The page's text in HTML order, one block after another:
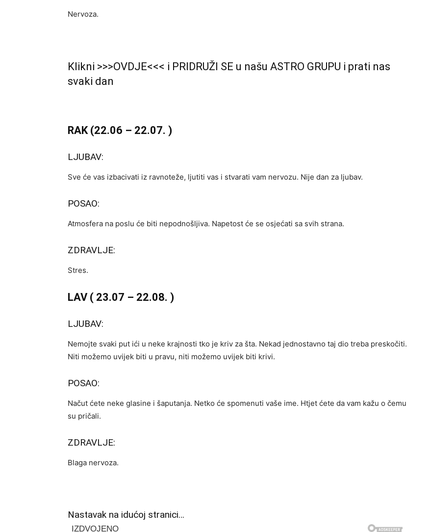
Nervoza.
Klikni >>>OVDJE<<< i PRIDRUŽI SE u našu ASTRO GRUPU i prati nas
svaki dan
RAK (22.06 – 22.07. )
LJUBAV:
Sve će vas izbacivati iz ravnoteže, ljutiti vas i stvarati vam nervozu. Nije dan za ljubav.
POSAO:
Atmosfera na poslu će biti nepodnošljiva. Napetost će se osjećati sa svih strana.
ZDRAVLJE:
Stres.
LAV ( 23.07 – 22.08. )
LJUBAV:
Nemojte svaki put ići u neke krajnosti tko je kriv za šta. Nekad jednostavno taj dio treba preskočiti.
Niti možemo uvijek biti u pravu, niti možemo uvijek biti krivi.
POSAO:
Načut ćete neke glasine i šaputanja. Netko će spomenuti vaše ime. Htjet ćete da vam kažu o čemu
su pričali.
ZDRAVLJE:
Blaga nervoza.
Nastavak na idućoj stranici…